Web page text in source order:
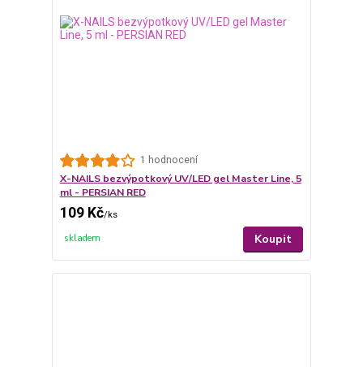
1 hodnocení
X-NAILS bezvýpotkový UV/LED gel Master Line, 5
ml - PERSIAN RED
109 Kč/ks
skladem Koupit